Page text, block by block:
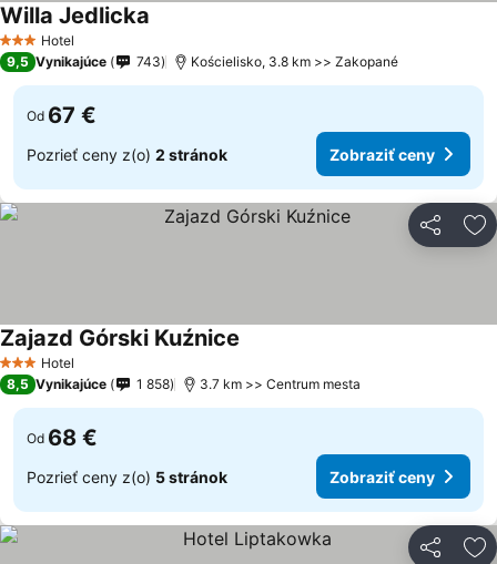
3 Počet hviezdičiek
Hotel
Willa Jedlicka
9,5 Vynikajúce 743 Kościelisko, 3.8 km >> Zakopané
Od 67 €
Pozrieť ceny z(o) 2 stránok Zobraziť ceny
Zdieľať
3 Počet hviezdičiek
Hotel
Zajazd Górski Kuźnice
8,5 Vynikajúce 1 858 3.7 km >> Centrum mesta
Od 68 €
Pozrieť ceny z(o) 5 stránok Zobraziť ceny
Zdieľať